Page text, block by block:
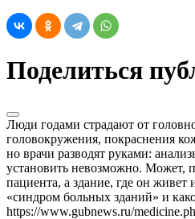
Поделиться
Люди годами страдают от
головокружения, покраснения
но врачи разводят руками:
установить невозможно. Может,
пациента, а здание, где он живет
«синдром больных зданий» и
https://www.gubnews.ru/